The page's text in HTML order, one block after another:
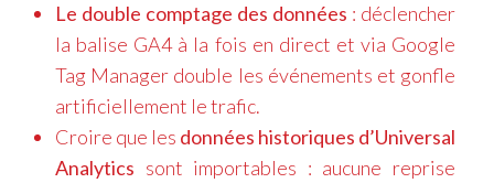
Le double comptage des données : déclencher
la balise GA4 à la fois en direct et via Google
Tag Manager double les événements et gonfle
artificiellement le trafic.
Croire que les données historiques d’Universal
Analytics sont importables : aucune reprise